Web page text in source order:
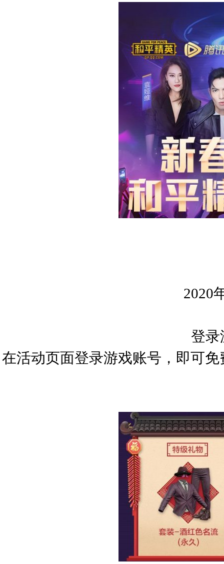
2020
登录
在活动页面登录游戏账号 ，即可免